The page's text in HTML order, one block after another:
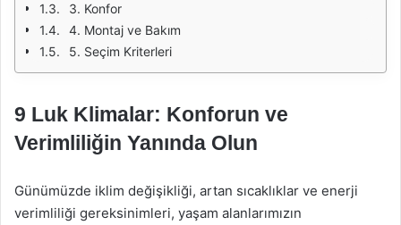
3. Konfor
4. Montaj ve Bakım
5. Seçim Kriterleri
9 Luk Klimalar: Konforun ve
Verimliliğin Yanında Olun
Günümüzde iklim değişikliği, artan sıcaklıklar ve enerji
verimliliği gereksinimleri, yaşam alanlarımızın